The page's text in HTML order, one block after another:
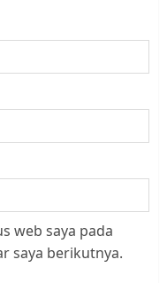
web saya pada
saya berikutnya.
jadi Penghubung